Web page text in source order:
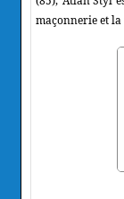
maçonnerie et